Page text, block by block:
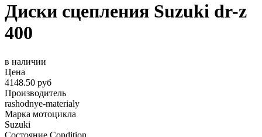
Диски сцепления Suzuki dr-z
400
в наличии
Цена
4148.50 руб
Производитель
rashodnye-materialy
Марка мотоцикла
Suzuki
Состояние Condition